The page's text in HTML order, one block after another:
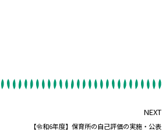
NEXT
【令和6年度】保育所の自己評価の実施・公表